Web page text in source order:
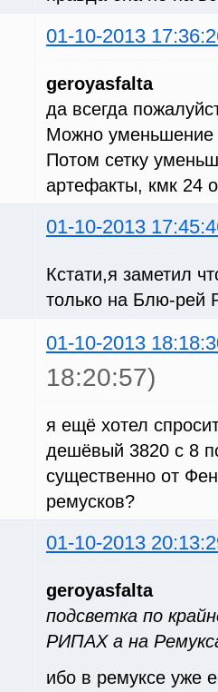
01-10-2013
geroyasfalta
да всегда
Можно уменьшение
Потом сетку
артефакты, кмк 24
01-10-2013
Кстати,я заметил
только на Блю-рей
01-10-2013
18:20:57)
я ещё хотел
дешёвый 3820 с 8
существенно от
ремусков?
01-10-2013
geroyasfalta
подсветка по
РИПАХ а на
ибо в ремуксе уже